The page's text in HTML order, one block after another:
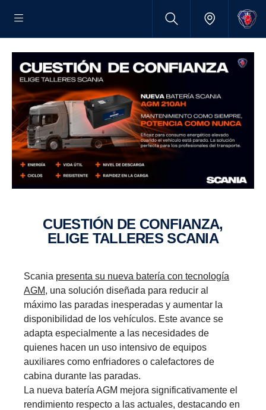
CUESTIÓN DE CONFIANZA,
ELIGE TALLERES SCANIA
Scania presenta su nueva batería con tecnología
AGM, una solución diseñada para reducir al
máximo las paradas inesperadas y aumentar la
disponibilidad de los vehículos. Este avance se
adapta especialmente a las necesidades de
quienes hacen un uso intensivo de equipos
auxiliares como enfriadores o calefactores de
cabina durante las paradas.
La nueva batería AGM mejora significativamente el
rendimiento respecto a las actuales, destacando en